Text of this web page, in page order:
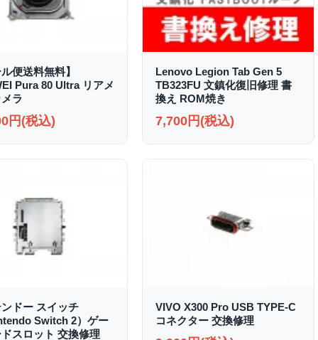
便送料無料】
Pura 80 Ultra リアメ
ラ
円(税込)
Lenovo Legion Tab Gen 5
TB323FU 文鎮化復旧修理 書
換え ROM焼き
7,700円(税込)
ドー スイッチ
Switch 2）ゲー
スロット 交換修理
VIVO X300 Pro USB TYPE-C
コネクター 交換修理